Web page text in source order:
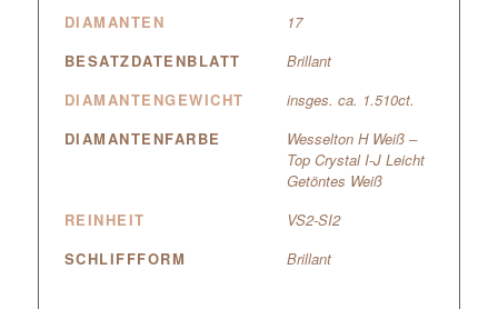
DIAMANTEN
17
BESATZDATENBLATT
Brillant
DIAMANTENGEWICHT
insges. ca. 1.510ct.
DIAMANTENFARBE
Wesselton H Weiß –
Top Crystal I-J Leicht
Getöntes Weiß
REINHEIT
VS2-SI2
SCHLIFFFORM
Brillant